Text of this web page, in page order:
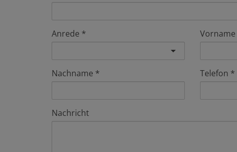
Anrede Vorname
Nachname Telefon
Nachricht